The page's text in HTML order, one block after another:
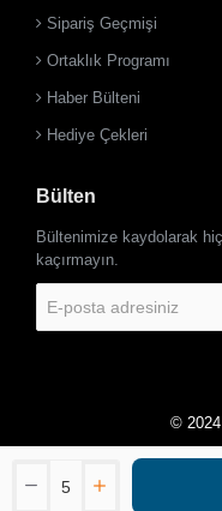
Sipariş Geçmişi
Ortaklık Programı
Haber Bülteni
Hediye Çekleri
Bülten
Bültenimize kaydolarak
kaçırmayın.
posta
adresiniz
© 2024